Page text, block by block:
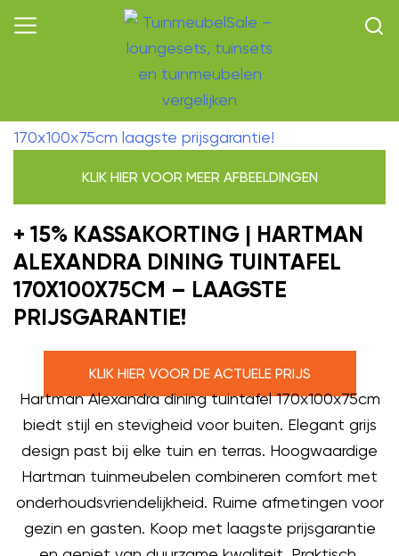
KLIK HIER VOOR MEER AFBEELDINGEN
+ 15% KASSAKORTING | HARTMAN
ALEXANDRA DINING TUINTAFEL
170X100X75CM – LAAGSTE
PRIJSGARANTIE!
KLIK HIER VOOR DE ACTUELE PRIJS
Hartman Alexandra dining tuintafel 170x100x75cm
biedt stijl en stevigheid voor buiten. Elegant grijs
design past bij elke tuin en terras. Hoogwaardige
Hartman tuinmeubelen combineren comfort met
onderhoudsvriendelijkheid. Ruime afmetingen voor
gezin en gasten. Koop met laagste prijsgarantie